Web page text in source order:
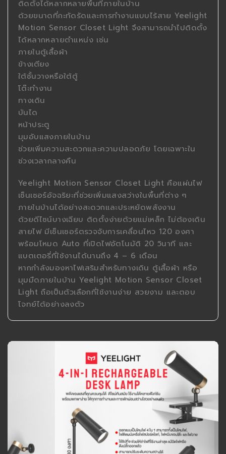
ติดตั้งได้หลากหลายพื้นที่ภายในบ้าน
ด้วยขนาดที่กะทัดรัดและการทำงานแบบไร้สาย Yeelight
Motion Sensor Closet Light จึงสามารถนำไปติดตั้ง
ได้หลากหลายตำแหน่ง เช่น
ภายในตู้เสื้อผ้า
ข้างเตียง
ใต้ชั้นวางหรือใต้ตู้
โต๊ะทำงาน
ทางเดิน
บันได
หน้าประตู
มุมอับแสงภายในบ้าน
ช่วยเพิ่มความสะดวกและความปลอดภัย โดยเฉพาะใน
ช่วงเวลากลางคืน
Yeelight Motion Sensor Closet Light คือแผ่นไฟ
เซ็นเซอร์อัจฉริยะที่ช่วยเพิ่มแสงสว่างในพื้นที่ต่าง ๆ
ภายในบ้านได้อย่างสะดวกและประหยัดพลังงาน
ด้วยดีไซน์บางเฉียบ ติดตั้งง่ายด้วยแม่เหล็ก ไม่ต้องเดิน
สายไฟ มีเซ็นเซอร์ตรวจจับการเคลื่อนไหว 120 องศา
พร้อมโหมด Auto ที่เปิดไฟอัตโนมัติ 20 วินาที และ
แบตเตอรี่ที่ใช้งานได้นานถึง 4 – 6 เดือน
หากกำลังมองหาไฟเสริมสำหรับทางเดิน ตู้เสื้อผ้า หรือ
มุมมืดภายในบ้าน Yeelight Motion Sensor Closet
Light ถือเป็นตัวเลือกที่ใช้งานง่าย สวยงาม และตอบ
โจทย์ได้อย่างลงตัว